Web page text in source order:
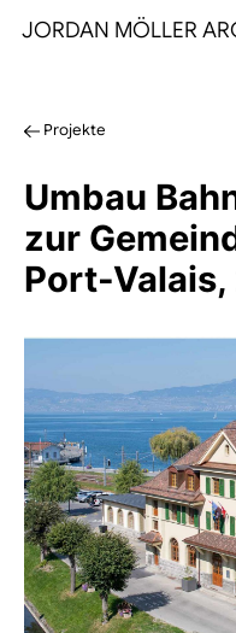
JORDAN MÖLLER
Projekte
Umbau
zur
Port-